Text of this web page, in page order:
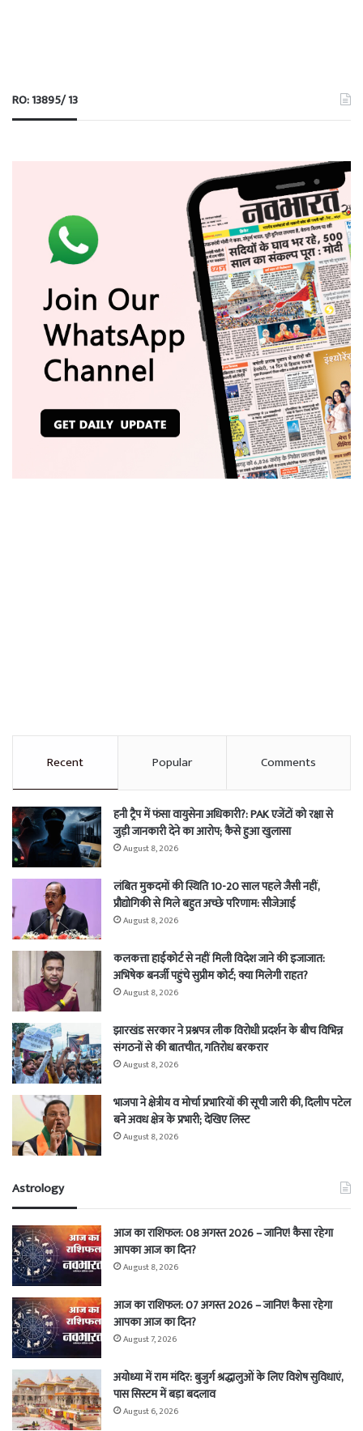
RO: 13895/ 13
Recent Popular Comments
हनी ट्रैप में फंसा वायुसेना अधिकारी?: PAK एजेंटों को रक्षा से
जुड़ी जानकारी देने का आरोप; कैसे हुआ खुलासा
August 8, 2026
लंबित मुकदमों की स्थिति 10-20 साल पहले जैसी नहीं,
प्रौद्योगिकी से मिले बहुत अच्छे परिणाम: सीजेआई
August 8, 2026
कलकत्ता हाईकोर्ट से नहीं मिली विदेश जाने की इजाजात:
अभिषेक बनर्जी पहुंचे सुप्रीम कोर्ट; क्या मिलेगी राहत?
August 8, 2026
झारखंड सरकार ने प्रश्नपत्र लीक विरोधी प्रदर्शन के बीच विभिन्न
संगठनों से की बातचीत, गतिरोध बरकरार
August 8, 2026
भाजपा ने क्षेत्रीय व मोर्चा प्रभारियों की सूची जारी की, दिलीप पटेल
बने अवध क्षेत्र के प्रभारी; देखिए लिस्ट
August 8, 2026
Astrology
आज का राशिफल: 08 अगस्त 2026 – जानिए! कैसा रहेगा
आपका आज का दिन?
August 8, 2026
आज का राशिफल: 07 अगस्त 2026 – जानिए! कैसा रहेगा
आपका आज का दिन?
August 7, 2026
अयोध्या में राम मंदिर: बुजुर्ग श्रद्धालुओं के लिए विशेष सुविधाएं,
पास सिस्टम में बड़ा बदलाव
August 6, 2026